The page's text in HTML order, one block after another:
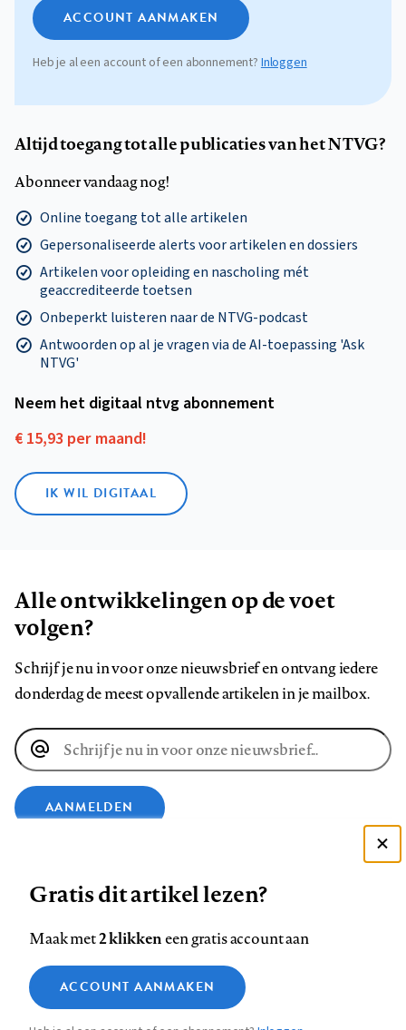
ACCOUNT AANMAKEN
Heb je al een account of een abonnement?Inloggen
Altijd toegang tot alle publicaties van het NTVG?
Abonneer vandaag nog!
Online toegang tot alle artikelen
Gepersonaliseerde alerts voor artikelen en dossiers
Artikelen voor opleiding en nascholing mét
geaccrediteerde toetsen
Onbeperkt luisteren naar de NTVG-podcast
Antwoorden op al je vragen via de AI-toepassing 'Ask
NTVG'
Neem het digitaal ntvg abonnement
€ 15,93 per maand!
IK WIL DIGITAAL
Alle ontwikkelingen op de voet
volgen?
Schrijf je nu in voor onze nieuwsbrief en ontvang iedere
donderdag de meest opvallende artikelen in je mailbox.
E-
mailadres
AANMELDEN
op
Facebook
op
LinkedIn
op
Bluesky
ons
op
InstagramYouTube
Footer
Contact Colofon Disclaimer Privacy
Medische vragen verdienen
betrouwbare antwoorden
Zie onze cookie policy
Analytische cookies
Gratis dit artikel lezen?
Maak met2 klikkeneen gratis account aan
ACCOUNT AANMAKEN